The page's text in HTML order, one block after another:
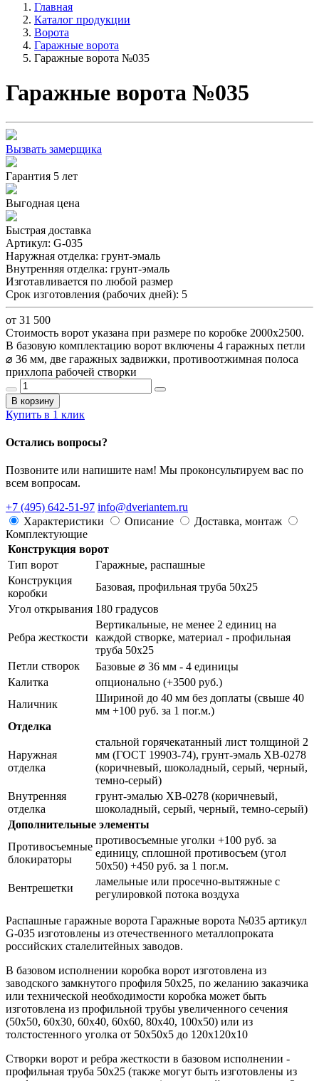
Главная
Каталог продукции
Ворота
Гаражные ворота
Гаражные ворота №035
Гаражные ворота №035
Вызвать замерщика
Гарантия 5 лет
Выгодная цена
Быстрая доставка
Артикул: G-035
Наружная отделка: грунт-эмаль
Внутренняя отделка: грунт-эмаль
Изготавливается по любой размер
Срок изготовления (рабочих дней): 5
от 31 500
Стоимость ворот указана при размере по коробке 2000х2500.
В базовую комплектацию ворот включены 4 гаражных петли
⌀ 36 мм, две гаражных задвижки, противоотжимная полоса
прихлопа рабочей створки
В корзину
Купить в 1 клик
Осталиcь вопросы?
Позвоните или напишите нам! Мы проконсультируем вас по
всем вопросам.
+7 (495) 642-51-97 info@dveriantem.ru
Характеристики
Описание
Доставка, монтаж
Комплектующие
Конструкция ворот
Тип ворот
Гаражные, распашные
Конструкция
коробки
Базовая, профильная труба 50х25
Угол открывания 180 градусов
Ребра жесткости
Вертикальные, не менее 2 единиц на
каждой створке, материал - профильная
труба 50х25
Петли створок
Базовые ⌀ 36 мм - 4 единицы
Калитка
опционально (+3500 руб.)
Наличник
Шириной до 40 мм без доплаты (свыше 40
мм +100 руб. за 1 пог.м.)
Отделка
Наружная
отделка
стальной горячекатанный лист толщиной 2
мм (ГОСТ 19903-74), грунт-эмаль ХВ-0278
(коричневый, шоколадный, серый, черный,
темно-серый)
Внутренняя
отделка
грунт-эмалью ХВ-0278 (коричневый,
шоколадный, серый, черный, темно-серый)
Дополнительные элементы
Противосъемные
блокираторы
противосъемные уголки +100 руб. за
единицу, сплошной противосъем (угол
50х50) +450 руб. за 1 пог.м.
Вентрешетки
ламельные или просечно-вытяжные с
регулировкой потока воздуха
Распашные гаражные ворота Гаражные ворота №035 артикул
G-035 изготовлены из отечественного металлопроката
российских сталелитейных заводов.
В базовом исполнении коробка ворот изготовлена из
заводского замкнутого профиля 50х25, по желанию заказчика
или технической необходимости коробка может быть
изготовлена из профильной трубы увеличенного сечения
(50х50, 60х30, 60х40, 60х60, 80х40, 100х50) или из
толстостенного уголка от 50х50х5 до 120х120х10
Створки ворот и ребра жесткости в базовом исполнении -
профильная труба 50х25 (также могут быть изготовлены из